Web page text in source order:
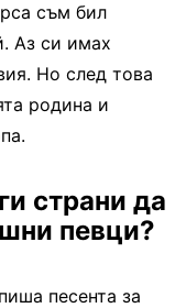
съм бил
Аз си имах
Но след това
родина и
страни да
певци?
песента за